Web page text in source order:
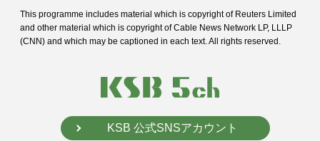
This programme includes material which is copyright of Reuters Limited
and other material which is copyright of Cable News Network LP, LLLP
(CNN) and which may be captioned in each text. All rights reserved.
KSB 公式SNSアカウント